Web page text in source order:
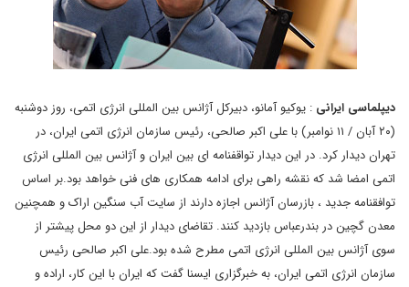
دیپلماسی ایرانی : یوکیو آمانو، دبیرکل آژانس بین المللی انرژی اتمی، روز دوشنبه
(۲۰ آبان / ۱۱ نوامبر) با علی اکبر صالحی، رئیس سازمان انرژی اتمی ایران، در
تهران دیدار کرد. در این دیدار تواقفنامه ای بین ایران و آژانس بین المللی انرژی
اتمی امضا شد که نقشه راهی برای ادامه همکاری های فنی خواهد بود.بر اساس
توافقنامه جدید ، بازرسان آژانس اجازه دارند از سایت آب سنگین اراک و همچنین
معدن گچین در بندرعباس بازدید کنند. تقاضای دیدار از این دو محل پیشتر از
سوی آژانس بین المللی انرژی اتمی مطرح شده بود.علی اکبر صالحی رئیس
سازمان انرژی اتمی ایران، به خبرگزاری ایسنا گفت که ایران با این کار، اراده و